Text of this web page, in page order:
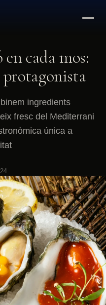
en cada mos:
ingredients
fresc del Mediterrani
única a